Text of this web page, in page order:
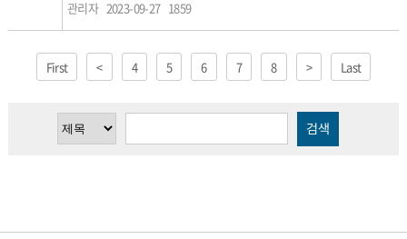
관리자 2023-09-27 1859
First < 4 5 6 7 8 > Last
검색